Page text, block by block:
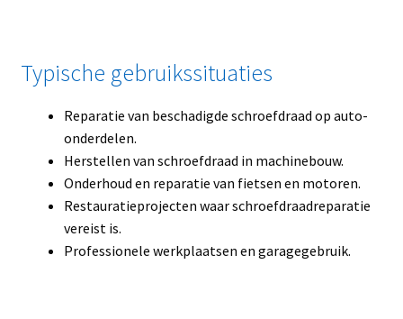
Typische gebruikssituaties
Reparatie van beschadigde schroefdraad op auto-
onderdelen.
Herstellen van schroefdraad in machinebouw.
Onderhoud en reparatie van fietsen en motoren.
Restauratieprojecten waar schroefdraadreparatie
vereist is.
Professionele werkplaatsen en garagegebruik.